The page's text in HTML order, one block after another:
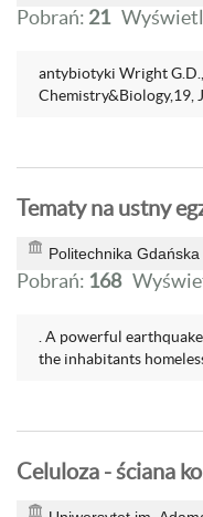
Pobrań: 21
antybiotyki Wright
Chemistry&Biology,19,
Tematy na ustny
Politechnika Gdańska
Pobrań: 168
. A powerful
the inhabitants
Celuloza - ściana